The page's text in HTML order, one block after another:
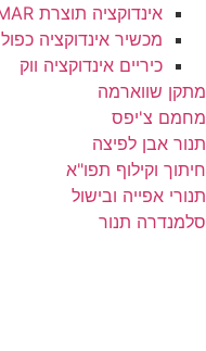
אינדוקציה תוצרת FIMAR איטליה
מכשיר אינדוקציה כפול
כיריים אינדוקציה ווק
מתקן שווארמה
מחמם צ'יפס
תנור אבן לפיצה
חיתוך וקילוף תפו"א
תנורי אפייה ובישול
סלמנדרה תנור